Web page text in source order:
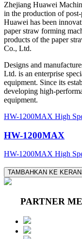
Zhejiang Huawei
in the production of post-
Huawei has been
paper straw forming
products of the paper
Co., Ltd.
Designs and
Ltd. is an enterprise
equipment. Since its
developing high-
equipment.
HW-1200MAX High
HW-1200MAX
HW-1200MAX High
TAMBAHKAN KE
PARTNER